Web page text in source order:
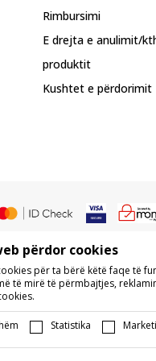
Rimbursimi
E drejta e anulimit/
produktit
Kushtet e përdorimit
lejohet shkarkimi ose
komerciale, as caktimi
të jemi sa më të saktë
gabime. Të gjitha produktet e
përdor cookies
për ta bërë këtë faqe të
të mirë të përmbajtjes,
Statistika